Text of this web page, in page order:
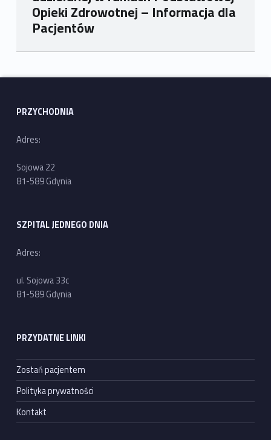
Opieki Zdrowotnej – Informacja dla
Pacjentów
Skip back to main navigation
PRZYCHODNIA
Adres:
Sojowa 22
81-589 Gdynia
SZPITAL JEDNEGO DNIA
Adres:
ul. Sojowa 33c
81-589 Gdynia
PRZYDATNE LINKI
Zostań pacjentem
Polityka prywatności
Kontakt